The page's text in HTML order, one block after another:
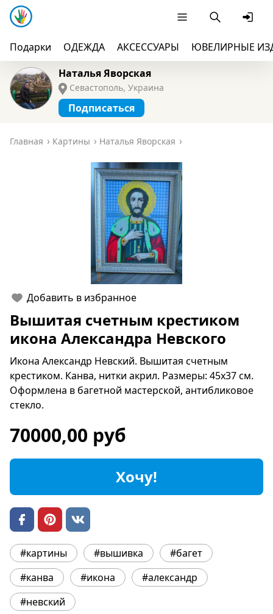
Подарки ОДЕЖДА АКСЕССУАРЫ
ЮВЕЛИРНЫЕ
Наталья Яворская
Севастополь, Украина
Подписаться
Главная Картины Наталья Яворская
Добавить в избранное
Вышитая счетным крестиком
икона Александра Невского
Икона Александр Невский. Вышитая счетным
крестиком. Канва, нитки акрил. Размеры: 45х37 см.
Оформлена в багетной мастерской, антибликовое
стекло.
70000,00 руб
Хочу!
#картины #вышивка
#багет
#канва
#икона
#александр
#невский